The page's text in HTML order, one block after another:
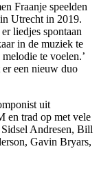
Fraanje speelden
Utrecht in 2019.
liedjes spontaan
in de muziek te
te voelen.’
een nieuw duo
uit
en trad op met vele
Andresen, Bill
Gavin Bryars,